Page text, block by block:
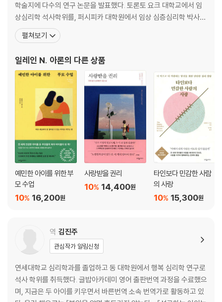
4장 예민한 부모는 왜 결정이 힘들까?
복잡한 육아 문제, 어떻게 결정해야 할까?
예민한 부모가 육아라는 소명을 만났을 때
5장 남들보다 더 크게 느끼는 육아의 기쁨과 슬픔
아이의 발달 단계에 따라 변하는 부모의 감정
부정적인 감정, 어떻게 조절할까?
불안과 두려움, 우울과 좌절감에서 벗어나는 법
아이에게 화가 날 때
육아의 기쁨도 두 배가 된다
예민한 부모는 늘 수줍다
수치심 대신 자부심 갖기
예민한 부모의 대인관계 대처법
나의 예민함을 설명해야 할 때
7장 예민한 부부를 위한 이야기
부모가 되면 겪게 되는 다섯 가지 문제
문제는 사소한 감정에서 시작된다
원활한 의사소통을 위한 방법들
학술지에 다수의 연구 논문을 발표했다. 토론토 요크 대학교에서 임
상심리학 석사학위를, 퍼시피카 대학원에서 임상 심층심리학 박사학
위를 받았고, 샌프란시스코 융 연구소에서 수련 과정을 거쳤다. 스스
로 민감한 사람이자 민감한 아이의 엄마인 저자는, 그 누구보다 민감
의 부모와 아이를 상담해왔으며, 그 과정에서 발견한 민감한
펼쳐보기
일레인 N. 아론의 다른 상품
예민한 아이를 위한 부
모 수업
16,200원
10%
사랑받을 권리
14,400원
10%
타인보다 민감한 사람
의 사랑
15,300원
10%
역 김진주
관심작가 알림신청
연세대학교 심리학과를 졸업하고 동 대학원에서 행복 심리학 연구로
석사 학위를 취득했다. 글밥아카데미 영어 출판번역 과정을 수료했으
며, 지금은 두 아이를 키우면서 바른번역 소속 번역가로 활동하고 있